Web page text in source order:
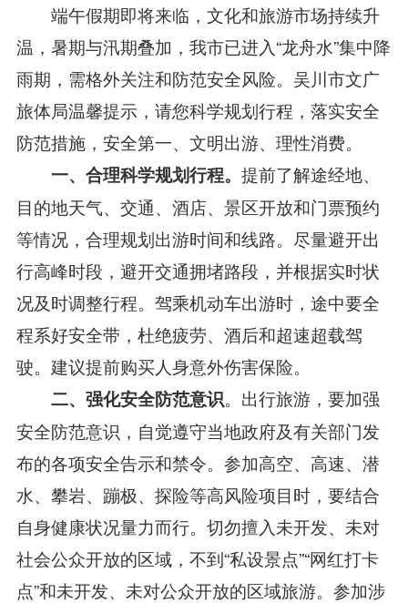
端午假期即将来临，文化和旅游市场持续升
温，暑期与汛期叠加，我市已进入“龙舟水”集中降
雨期，需格外关注和防范安全风险。吴川市文广
旅体局温馨提示，请您科学规划行程，落实安全
防范措施，安全第一、文明出游、理性消费。
一、合理科学规划行程。 提前了解途经地、
目的地天气、交通、酒店、景区开放和门票预约
等情况，合理规划出游时间和线路。尽量避开出
行高峰时段，避开交通拥堵路段，并根据实时状
况及时调整行程。驾乘机动车出游时，途中要全
程系好安全带，杜绝疲劳、酒后和超速超载驾
驶。建议提前购买人身意外伤害保险。
二、强化安全防范意识。出行旅游，要加强
安全防范意识，自觉遵守当地政府及有关部门发
布的各项安全告示和禁令。参加高空、高速、潜
水、攀岩、蹦极、探险等高风险项目时，要结合
自身健康状况量力而行。切勿擅入未开发、未对
社会公众开放的区域，不到“私设景点”“网红打卡
点”和未开发、未对公众开放的区域旅游。参加涉